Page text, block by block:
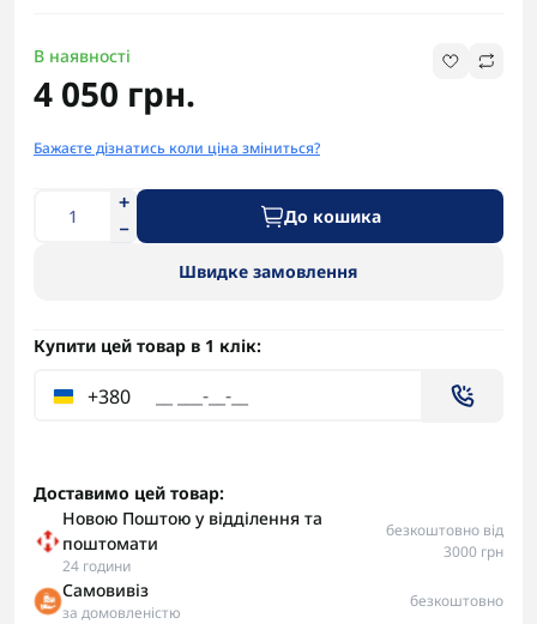
В наявності
4 050 грн.
Бажаєте дізнатись коли ціна зміниться?
До кошика
Швидке замовлення
Купити цей товар в 1 клік:
+380
Доставимо цей товар:
Новою Поштою у відділення та
поштомати
24 години
безкоштовно від
3000 грн
Самовивіз
за домовленістю
безкоштовно